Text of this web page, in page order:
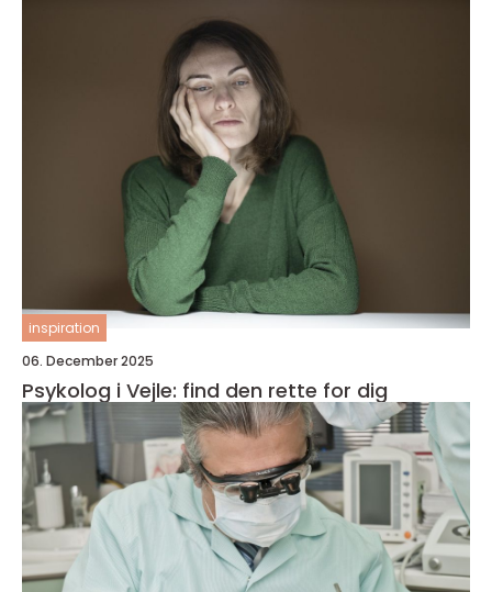
inspiration
06. December 2025
Psykolog i Vejle: find den rette for dig